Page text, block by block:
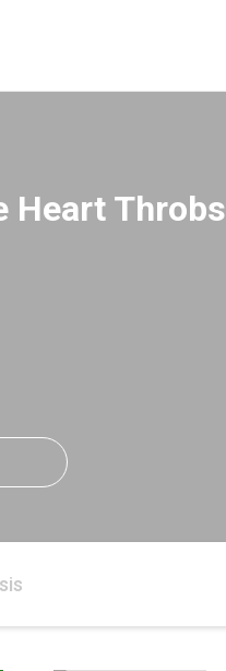
Heart Throbs